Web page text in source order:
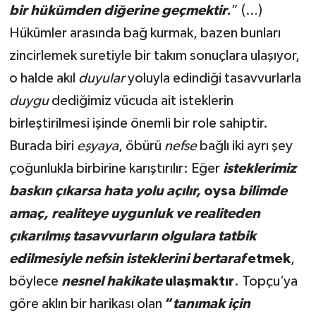
bir hükümden diğerine geçmektir.” (…)
Hükümler arasında bağ kurmak, bazen bunları
zincirlemek suretiyle bir takım sonuçlara ulaşıyor,
o halde akıl duyularyoluyla edindiği tasavvurlarla
duygudediğimiz vücuda ait isteklerin
birleştirilmesi işinde önemli bir role sahiptir.
Burada biri eşyaya, öbürü nefsebağlı iki ayrı şey
çoğunlukla birbirine karıştırılır: Eğer isteklerimiz
baskın çıkarsa hata yolu açılır, oysa bilimde
amaç, realiteye uygunluk ve realiteden
çıkarılmış tasavvurların olgulara tatbik
edilmesiyle nefsin isteklerini bertarafetmek,
böylece nesnel hakikateulaşmaktır. Topçu’ya
göre aklın bir harikası olan “tanımak için